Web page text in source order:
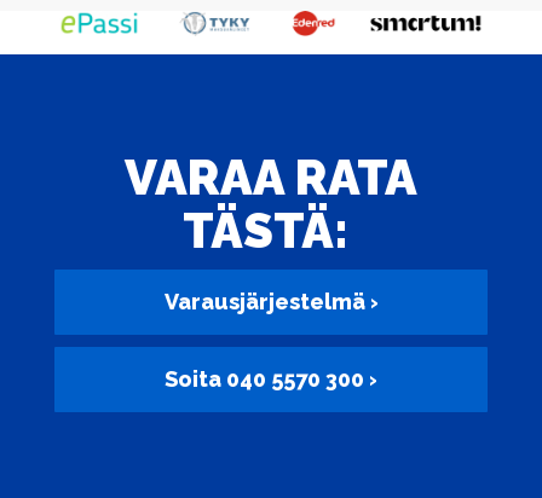
VARAA RATA
TÄSTÄ:
Varausjärjestelmä ›
Soita 040 5570 300 ›